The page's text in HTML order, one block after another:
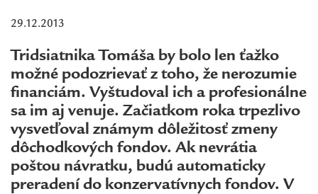
29.12.2013
Tridsiatnika Tomáša by bolo len ťažko
možné podozrievať z toho, že nerozumie
financiám. Vyštudoval ich a profesionálne
sa im aj venuje. Začiatkom roka trpezlivo
vysvetľoval známym dôležitosť zmeny
dôchodkových fondov. Ak nevrátia
poštou návratku, budú automaticky
preradení do konzervatívnych fondov. V